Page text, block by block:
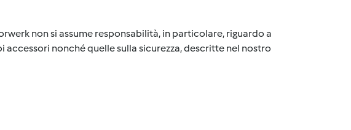
non si assume responsabilità, in particolare, riguardo a
nonché quelle sulla sicurezza, descritte nel nostro